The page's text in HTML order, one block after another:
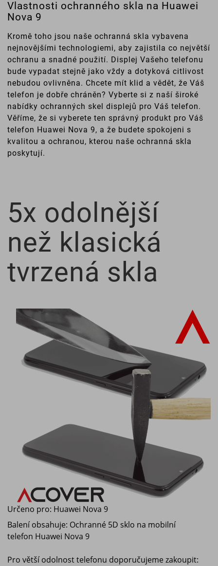
Vlastnosti ochranného skla na Huawei
Nova 9
Kromě toho jsou naše ochranná skla vybavena
nejnovějšími technologiemi, aby zajistila co největší
ochranu a snadné použití. Displej Vašeho telefonu
bude vypadat stejně jako vždy a dotyková citlivost
nebudou ovlivněna. Chcete mít klid a vědět, že Váš
telefon je dobře chráněn? Vyberte si z naší široké
nabídky ochranných skel displejů pro Váš telefon.
Věříme, že si vyberete ten správný produkt pro Váš
telefon Huawei Nova 9, a že budete spokojeni s
kvalitou a ochranou, kterou naše ochranná skla
poskytují.
5x odolnější
než klasická
tvrzená skla
Určeno pro: Huawei Nova 9
Balení obsahuje: Ochranné 5D sklo na mobilní
telefon Huawei Nova 9
Pro větší odolnost telefonu doporučujeme zakoupit: